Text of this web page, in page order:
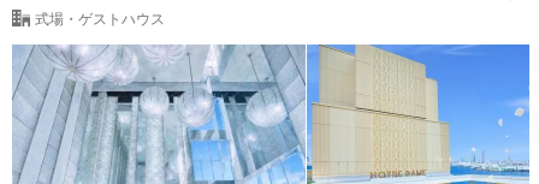
式場・ゲストハウス